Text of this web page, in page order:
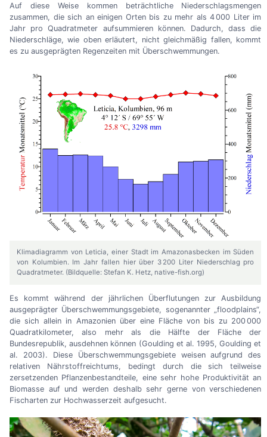
Auf diese Weise kommen beträchtliche Niederschlagsmengen
zusammen, die sich an einigen Orten bis zu mehr als 4 000 Liter im
Jahr pro Quadratmeter aufsummieren können. Dadurch, dass die
Niederschläge, wie oben erläutert, nicht gleichmäßig fallen, kommt
es zu ausgeprägten Regenzeiten mit Überschwemmungen.
Klimadiagramm von Leticia, einer Stadt im Amazonasbecken im Süden
von Kolumbien. Im Jahr fallen hier über 3 200 Liter Niederschlag pro
Quadratmeter. (Bildquelle: Stefan K. Hetz, native-fish.org)
Es kommt während der jährlichen Überflutungen zur Ausbildung
ausgeprägter Überschwemmungsgebiete, sogenannter „floodplains“,
die sich allein in Amazonien über eine Fläche von bis zu 200 000
Quadratkilometer, also mehr als die Hälfte der Fläche der
Bundesrepublik, ausdehnen können (Goulding et al. 1995, Goulding et
al. 2003). Diese Überschwemmungsgebiete weisen aufgrund des
relativen Nährstoffreichtums, bedingt durch die sich teilweise
zersetzenden Pflanzenbestandteile, eine sehr hohe Produktivität an
Biomasse auf und werden deshalb sehr gerne von verschiedenen
Fischarten zur Hochwasserzeit aufgesucht.